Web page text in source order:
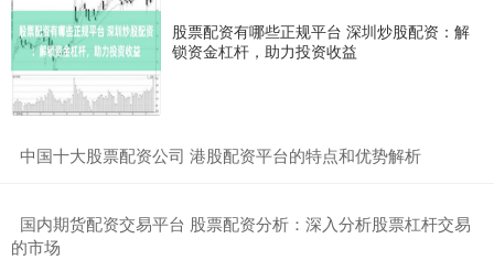
股票配资有哪些正规平台 深圳炒股配资：解
锁资金杠杆，助力投资收益
​中国十大股票配资公司 港股配资平台的特点和优势解析
​国内期货配资交易平台 股票配资分析：深入分析股票杠杆交易
的市场